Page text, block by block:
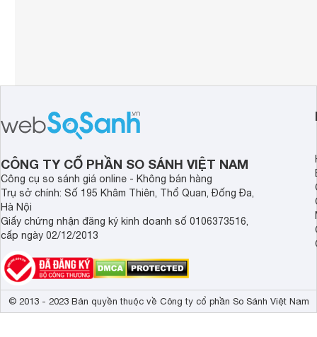
CÔNG TY CỔ PHẦN SO SÁNH VIỆT NAM
Công cụ so sánh giá online - Không bán hàng
Trụ sở chính: Số 195 Khâm Thiên, Thổ Quan, Đống Đa,
Hà Nội
Giấy chứng nhận đăng ký kinh doanh số 0106373516,
cấp ngày 02/12/2013
© 2013 - 2023 Bản quyền thuộc về Công ty cổ phần So Sánh Việt Nam